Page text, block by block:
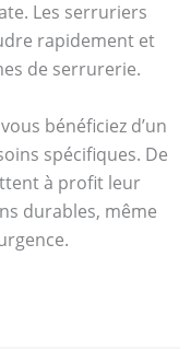
Les serruriers
rapidement et
de serrurerie.
bénéficiez d’un
spécifiques. De
à profit leur
durables, même